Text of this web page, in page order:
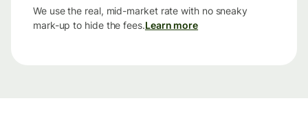
We use the real, mid-market rate with no sneaky
mark-up to hide the fees.Learn more